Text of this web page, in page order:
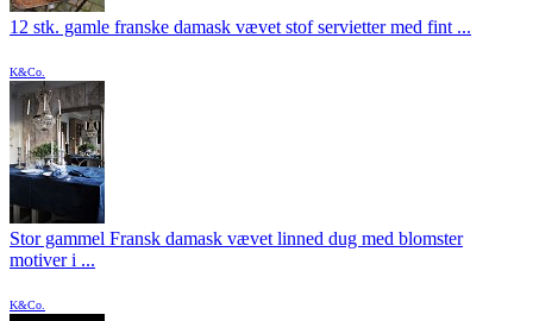
12 stk. gamle franske damask vævet stof servietter med fint ...
K&Co.
Stor gammel Fransk damask vævet linned dug med blomster
motiver i ...
K&Co.